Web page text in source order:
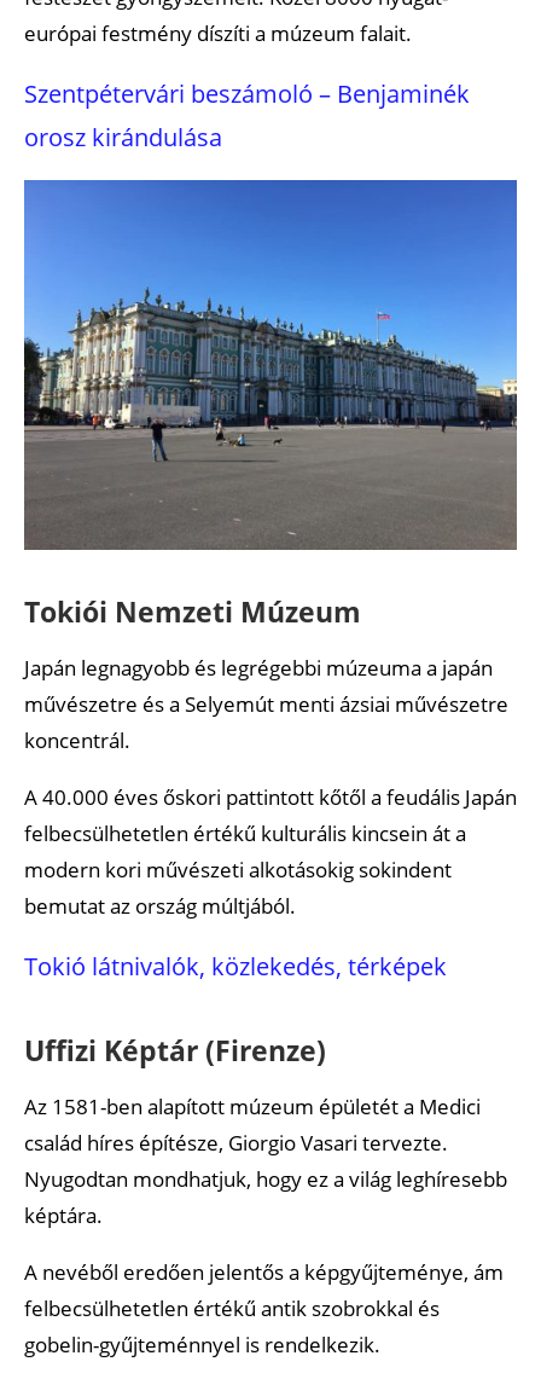
európai festmény díszíti a múzeum falait.
Szentpétervári beszámoló – Benjaminék
orosz kirándulása
Tokiói Nemzeti Múzeum
Japán legnagyobb és legrégebbi múzeuma a japán
művészetre és a Selyemút menti ázsiai művészetre
koncentrál.
A 40.000 éves őskori pattintott kőtől a feudális Japán
felbecsülhetetlen értékű kulturális kincsein át a
modern kori művészeti alkotásokig sokindent
bemutat az ország múltjából.
Tokió látnivalók, közlekedés, térképek
Uffizi Képtár (Firenze)
Az 1581-ben alapított múzeum épületét a Medici
család híres építésze, Giorgio Vasari tervezte.
Nyugodtan mondhatjuk, hogy ez a világ leghíresebb
képtára.
A nevéből eredően jelentős a képgyűjteménye, ám
felbecsülhetetlen értékű antik szobrokkal és
gobelin-gyűjteménnyel is rendelkezik.